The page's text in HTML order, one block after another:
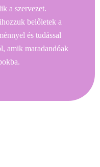
a szervezet.
belőletek a
és tudással
amik maradandóak